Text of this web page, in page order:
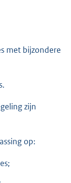
met bijzondere
zijn
op: